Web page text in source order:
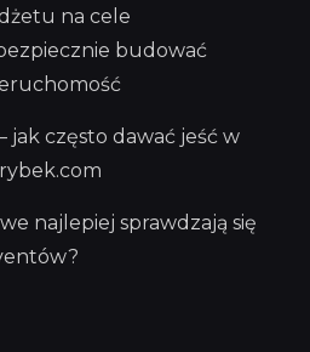
na cele
budować
jak często dawać jeść w
najlepiej sprawdzają się